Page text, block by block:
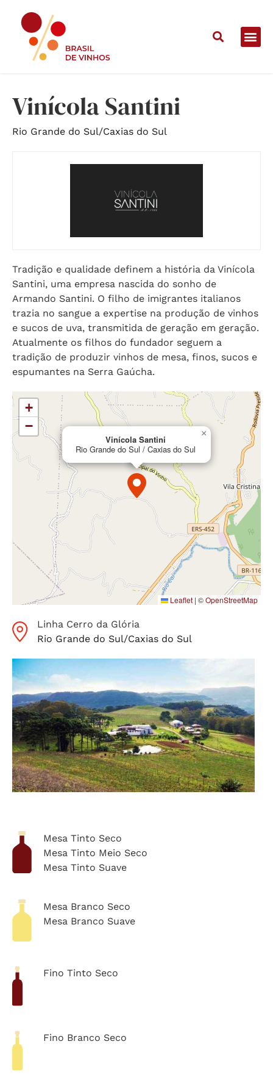
Vinícola Santini
Rio Grande do Sul/Caxias do Sul
Tradição e qualidade definem a história da Vinícola
Santini, uma empresa nascida do sonho de
Armando Santini. O filho de imigrantes italianos
trazia no sangue a expertise na produção de vinhos
e sucos de uva, transmitida de geração em geração.
Atualmente os filhos do fundador seguem a
tradição de produzir vinhos de mesa, finos, sucos e
espumantes na Serra Gaúcha.
Vinícola Santini
Rio Grande do Sul / Caxias do Sul
×
+
−
Leaflet | ©OpenStreetMap
Linha Cerro da Glória
Rio Grande do Sul/Caxias do Sul
Mesa Tinto Seco
Mesa Tinto Meio Seco
Mesa Tinto Suave
Mesa Branco Seco
Mesa Branco Suave
Fino Tinto Seco
Fino Branco Seco